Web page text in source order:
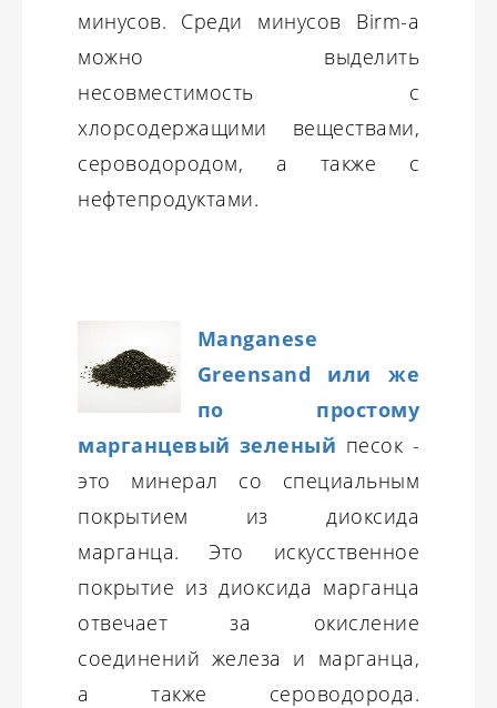
минусов. Среди минусов Birm-а
можно выделить
несовместимость с
хлорсодержащими веществами,
сероводородом, а также с
нефтепродуктами.
Manganese
Greensand или же
по простому
марганцевый зеленый песок -
это минерал со специальным
покрытием из диоксида
марганца. Это искусственное
покрытие из диоксида марганца
отвечает за окисление
соединений железа и марганца,
а также сероводорода.